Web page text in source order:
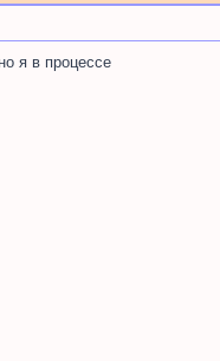
я в процессе